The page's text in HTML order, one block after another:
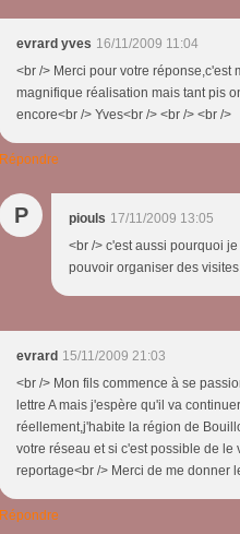
evrard yves 16/11/2009 11:04
<br /> Merci pour votre réponse,c'est
magnifique réalisation mais tant pis
encore<br /> Yves<br /> <br /> <br />
Répondre
P piouls 17/11/2009 13:05
<br /> c'est aussi pourquoi
pouvoir organiser des
evrard 15/11/2009 21:03
<br /> Mon fils commence à se
lettre A mais j'espère qu'il va
réellement,j'habite la région de
votre réseau et si c'est possible de le
reportage<br /> Merci de me donner
Répondre